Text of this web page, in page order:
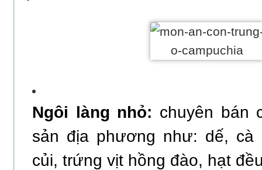
Ngôi làng nhỏ: chuyên bán
sản địa phương như: dế, cà
củi, trứng vịt hồng đào, hạt